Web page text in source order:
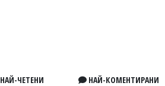
ЧЕТЕНИ НАЙ-КОМЕНТИРАНИ